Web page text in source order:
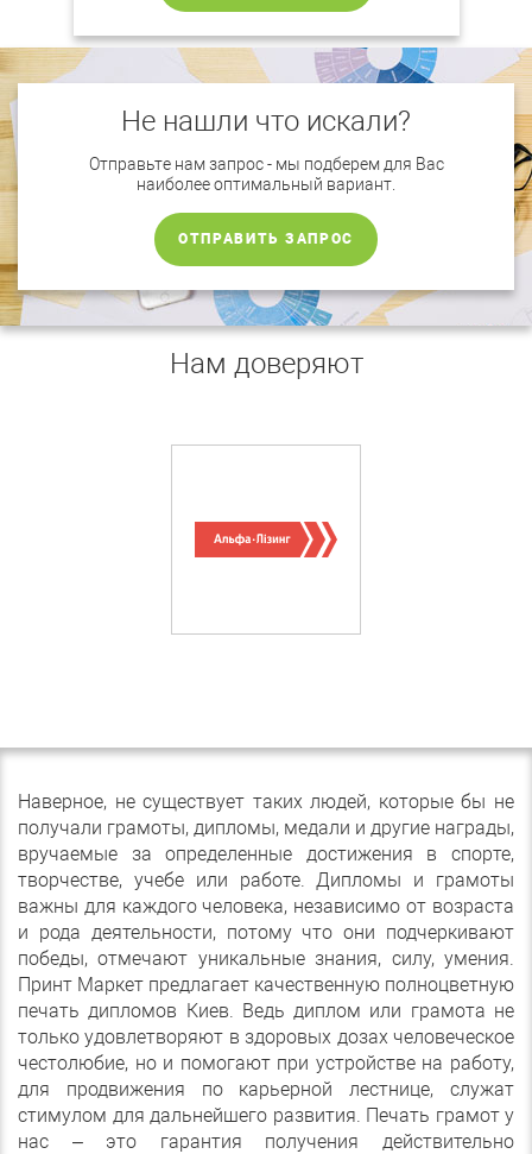
Не нашли что искали?
Отправьте нам запрос - мы подберем для Вас
наиболее оптимальный вариант.
ОТПРАВИТЬ ЗАПРОС
Нам доверяют
Наверное, не существует таких людей, которые бы не
получали грамоты, дипломы, медали и другие награды,
вручаемые за определенные достижения в спорте,
творчестве, учебе или работе. Дипломы и грамоты
важны для каждого человека, независимо от возраста
и рода деятельности, потому что они подчеркивают
победы, отмечают уникальные знания, силу, умения.
Принт Маркет предлагает качественную полноцветную
печать дипломов Киев. Ведь диплом или грамота не
только удовлетворяют в здоровых дозах человеческое
честолюбие, но и помогают при устройстве на работу,
для продвижения по карьерной лестнице, служат
стимулом для дальнейшего развития. Печать грамот у
нас – это гарантия получения действительно